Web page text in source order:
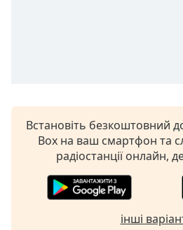
subtitles
settings ,
opens
subtitles
settings
dialog
subtitles
Встановіть безкоштовний
Box на ваш смартфон та
радіостанції онлайн,
інші